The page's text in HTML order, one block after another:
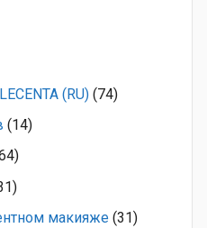
(RU) (74)
(14)
макияже (31)